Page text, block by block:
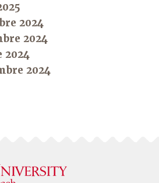
2024
2024
2024
2024